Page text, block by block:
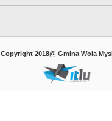
Copyright 2018@ Gmina Wola